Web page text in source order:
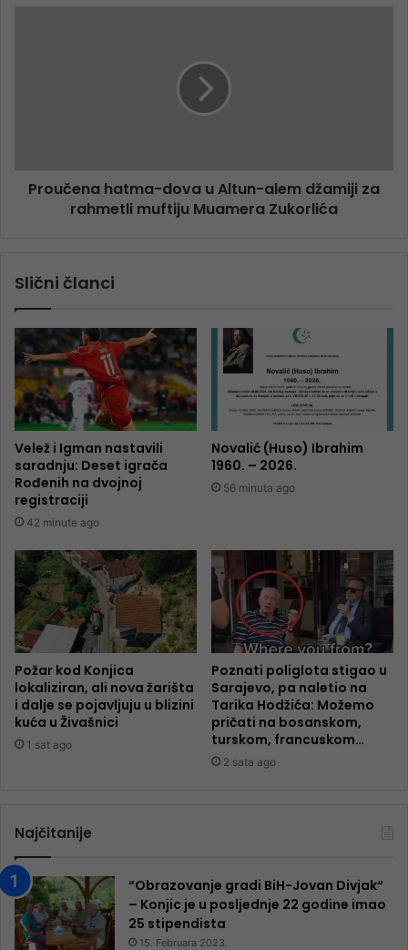
Proučena hatma-dova u Altun-alem džamiji za
rahmetli muftiju Muamera Zukorlića
Slični članci
Velež i Igman nastavili
saradnju: Deset igrača
Rođenih na dvojnoj
registraciji
42 minute ago
Novalić (Huso) Ibrahim
1960. – 2026.
56 minuta ago
Požar kod Konjica
lokaliziran, ali nova žarišta
i dalje se pojavljuju u blizini
kuća u Živašnici
1 sat ago
Poznati poliglota stigao u
Sarajevo, pa naletio na
Tarika Hodžića: Možemo
pričati na bosanskom,
turskom, francuskom…
2 sata ago
Najčitanije
“Obrazovanje gradi BiH-Jovan Divjak“
– Konjic je u posljednje 22 godine imao
25 ​​stipendista
15. Februara 2023.